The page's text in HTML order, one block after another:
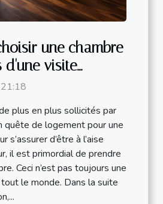
une chambre
d'une visite
plus en plus sollicités par
quête de logement pour une
s’assurer d’être à l’aise
il est primordial de prendre
Ceci n’est pas toujours une
le monde. Dans la suite